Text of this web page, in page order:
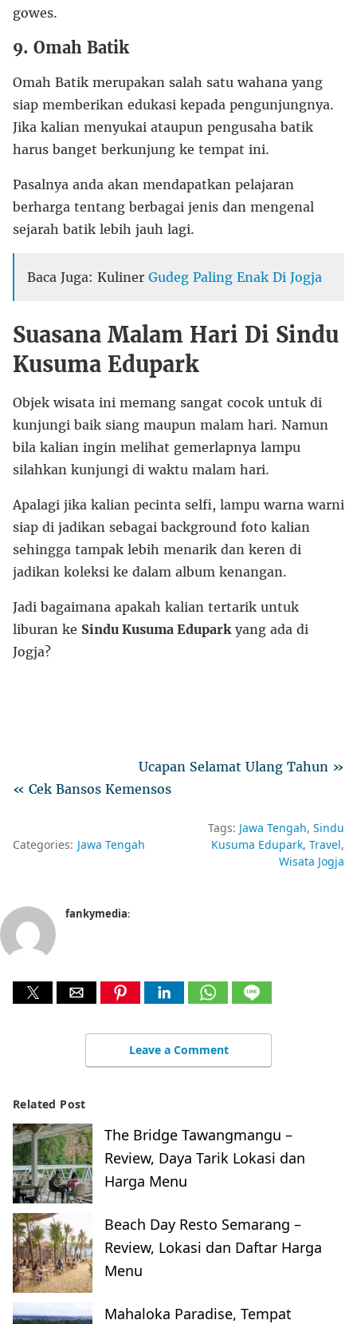
gowes.
9. Omah Batik
Omah Batik merupakan salah satu wahana yang
siap memberikan edukasi kepada pengunjungnya.
Jika kalian menyukai ataupun pengusaha batik
harus banget berkunjung ke tempat ini.
Pasalnya anda akan mendapatkan pelajaran
berharga tentang berbagai jenis dan mengenal
sejarah batik lebih jauh lagi.
Baca Juga: Kuliner Gudeg Paling Enak Di Jogja
Suasana Malam Hari Di Sindu
Kusuma Edupark
Objek wisata ini memang sangat cocok untuk di
kunjungi baik siang maupun malam hari. Namun
bila kalian ingin melihat gemerlapnya lampu
silahkan kunjungi di waktu malam hari.
Apalagi jika kalian pecinta selfi, lampu warna warni
siap di jadikan sebagai background foto kalian
sehingga tampak lebih menarik dan keren di
jadikan koleksi ke dalam album kenangan.
Jadi bagaimana apakah kalian tertarik untuk
liburan ke Sindu Kusuma Eduparkyang ada di
Jogja?
Ucapan Selamat Ulang Tahun »
« Cek Bansos Kemensos
Categories: Jawa Tengah
Tags: Jawa Tengah Sindu
Kusuma Edupark Travel
Wisata Jogja
fankymedia:
Leave a Comment
Related Post
The Bridge Tawangmangu –
Review, Daya Tarik Lokasi dan
Harga Menu
Beach Day Resto Semarang –
Review, Lokasi dan Daftar Harga
Menu
Mahaloka Paradise, Tempat